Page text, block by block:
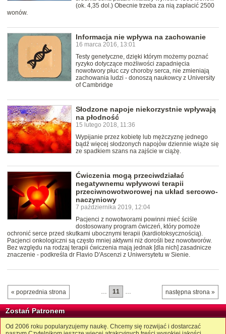
(ok. 4,35 dol.) Obecnie trzeba za nią zapłacić 2500
wonów.
Informacja nie wpływa na zachowanie
16 marca 2016, 13:01
Testy genetyczne, dzięki którym możemy poznać
ryzyko dotyczące możliwości zapadnięcia
nowotwory płuc czy choroby serca, nie zmieniają
zachowania ludzi - donoszą naukowcy z University
of Cambridge
Słodzone napoje niekorzystnie wpływają
na płodność
15 lutego 2018, 11:36
Wypijanie przez kobietę lub mężczyznę jednego
bądź więcej słodzonych napojów dziennie wiąże się
ze spadkiem szans na zajście w ciążę.
Ćwiczenia mogą przeciwdziałać
negatywnemu wpływowi terapii
przeciwnowotworowej na układ sercowo-
naczyniowy
7 października 2019, 12:04
Pacjenci z nowotworami powinni mieć ściśle
dostosowany program ćwiczeń, który pomoże
ochronić serce przed skutkami ubocznymi terapii (kardiotoksycznością).
Pacjenci onkologiczni są często mniej aktywni niż dorośli bez nowotworów.
Bez względu na rodzaj terapii ćwiczenia mają jednak [dla nich] zasadnicze
znaczenie - podkreśla dr Flavio D'Ascenzi z Uniwersytetu w Sienie.
« poprzednia strona następna strona »
… 11 …
Zostań Patronem
Od 2006 roku popularyzujemy naukę. Chcemy się rozwijać i dostarczać